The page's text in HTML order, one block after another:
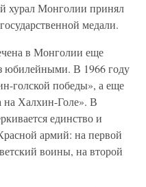
хурал Монголии принял
медали.
в Монголии еще
юбилейными. В 1966 году
голской победы», а еще
на Халхин-Голе». В
единство и
армий: на первой
воины, на второй